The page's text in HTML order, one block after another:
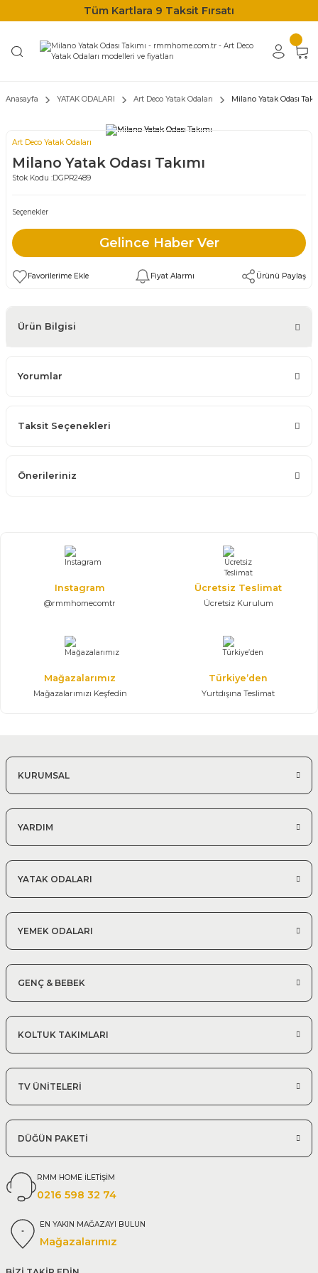
Tüm Kartlara 9 Taksit Fırsatı
Anasayfa YATAK ODALARI Art Deco Yatak Odaları Milano Yatak Odası
Art Deco Yatak Odaları
Milano Yatak Odası Takımı
Stok Kodu :DGPR2489
Seçenekler
Gelince Haber Ver
Fiyat Alarmı Ürünü Paylaş
Ürün Bilgisi
Yorumlar
Taksit Seçenekleri
Önerileriniz
Instagram
@rmmhomecomtr
Ücretsiz Teslimat
Ücretsiz Kurulum
Mağazalarımız
Mağazalarımızı Keşfedin
Türkiye’den
Yurtdışına Teslimat
KURUMSAL
YARDIM
YATAK ODALARI
YEMEK ODALARI
GENÇ & BEBEK
KOLTUK TAKIMLARI
TV ÜNİTELERİ
DÜĞÜN PAKETİ
RMM HOME İLETİŞİM
0216 598 32 74
EN YAKIN MAĞAZAYI BULUN
Mağazalarımız